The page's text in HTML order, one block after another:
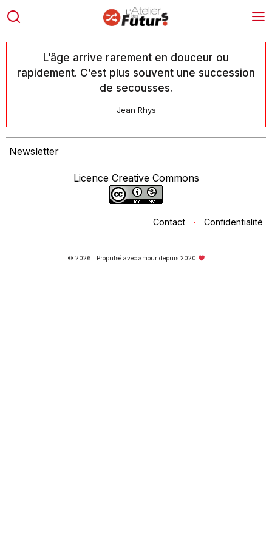
L’âge arrive rarement en douceur ou
rapidement. C’est plus souvent une succession
de secousses.
Jean Rhys
Newsletter
Licence Creative Commons
Contact · Confidentialité
© 2026 · Propulsé avec amour depuis 2020